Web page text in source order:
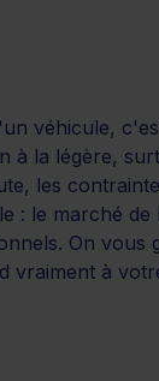
véhicule,
à la légère,
les
: le marché
On
vraiment à